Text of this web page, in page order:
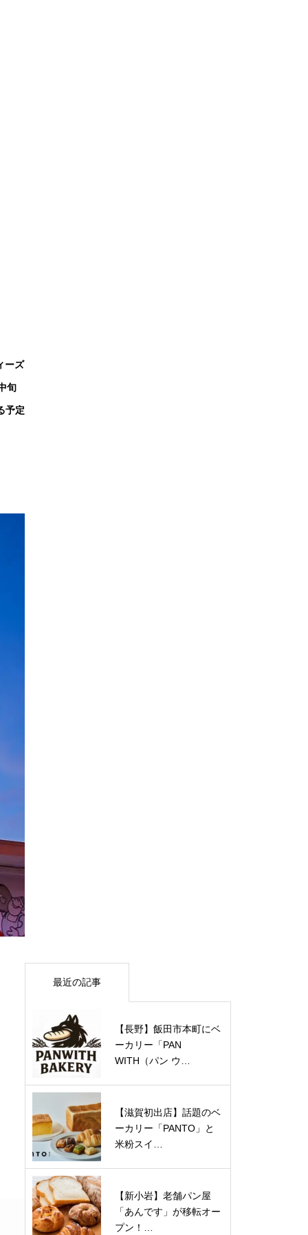
ーズ
旬
予定
最近の記事
【長野】飯田市本町にベ
ーカリー「PAN
WITH（パン ウ…
【滋賀初出店】話題のベ
ーカリー「PANTO」と
米粉スイ…
【新小岩】老舗パン屋
「あんです」が移転オー
プン！…